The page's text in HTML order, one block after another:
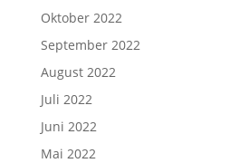
Oktober 2022
September 2022
August 2022
Juli 2022
Juni 2022
Mai 2022